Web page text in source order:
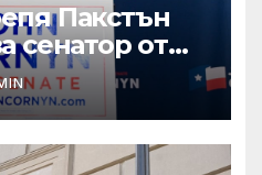
Пакстън
сенатор от